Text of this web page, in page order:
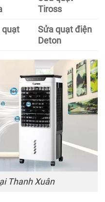
Tiross
quạt
Sửa quạt điện
Deton
Thanh Xuân